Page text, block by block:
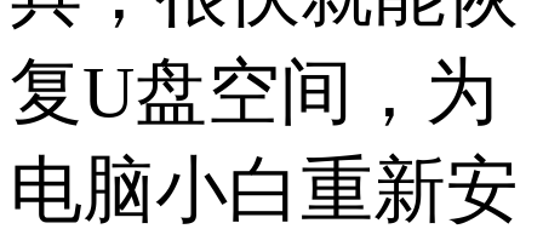
复U盘空间，为
电脑小白重新安